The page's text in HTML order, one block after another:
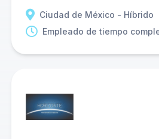
Ciudad de México - Híbrido
Empleado de tiempo